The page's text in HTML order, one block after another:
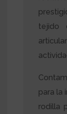
tejido
para la
rodilla